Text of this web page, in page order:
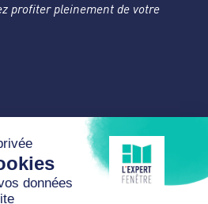
profiter pleinement de votre